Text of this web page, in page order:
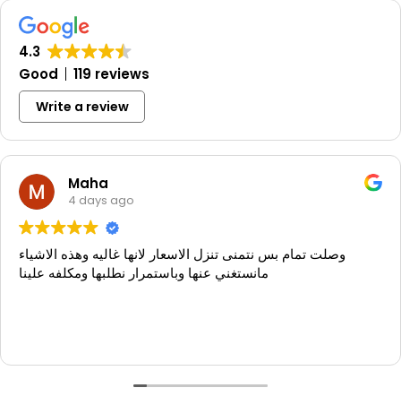
4.3
Good
119 reviews
Write a review
Maha
4 days ago
وصلت تمام بس نتمنى تنزل الاسعار لانها غاليه وهذه الاشياء
مانستغني عنها وباستمرار نطلبها ومكلفه علينا